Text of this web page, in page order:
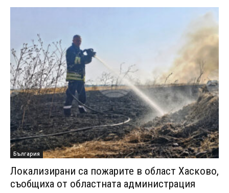
България
Локализирани са пожарите в област Хасково,
съобщиха от областната администрация